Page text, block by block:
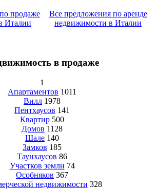
продаже
Италии
Все предложения по аренде
недвижимости в Италии
в продаже
1
Апартаментов 1011
Вилл 1978
Пентхаусов 141
Квартир 500
Домов 1128
Шале 140
Замков 185
Таунхаусов 86
Участков земли 74
Особняков 367
недвижимости 328